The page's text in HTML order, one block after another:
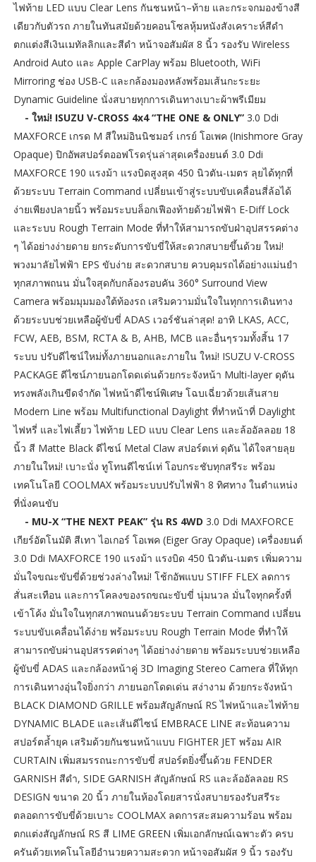
ไฟท้าย LED แบบ Clear Lens กันชนหน้า–ท้าย และกระจกมองข้างสี
เดียวกับตัวรถ ภายในทันสมัยด้วยคอนโซลหุ้มหนังสังเคราะห์สีดำ
ตกแต่งสีเงินเมทัลลิกและสีดำ หน้าจอสัมผัส 8 นิ้ว รองรับ Wireless
Android Auto และ Apple CarPlay พร้อม Bluetooth, WiFi
Mirroring ช่อง USB-C และกล้องมองหลังพร้อมเส้นกะระยะ
Dynamic Guideline นั่งสบายทุกการเดินทางเบาะผ้าพรีเมียม
- ใหม่! ISUZU V-CROSS 4x4 “THE ONE & ONLY” 3.0 Ddi
MAXFORCE เกรด M สีใหม่อินนิชมอร์ เกรย์ โอเพค (Inishmore Gray
Opaque) ปิกอัพสปอร์ตออฟโรดรุ่นล่าสุดเครื่องยนต์ 3.0 Ddi
MAXFORCE 190 แรงม้า แรงบิดสูงสุด 450 นิวตัน-เมตร ลุยได้ทุกที่
ด้วยระบบ Terrain Command เปลี่ยนเข้าสู่ระบบขับเคลื่อนสี่ล้อได้
ง่ายเพียงปลายนิ้ว พร้อมระบบล็อกเฟืองท้ายด้วยไฟฟ้า E-Diff Lock
และระบบ Rough Terrain Mode ที่ทำให้สามารถขับฝ่าอุปสรรคต่าง
ๆ ได้อย่างง่ายดาย ยกระดับการขับขี่ให้สะดวกสบายขึ้นด้วย ใหม่!
พวงมาลัยไฟฟ้า EPS ขับง่าย สะดวกสบาย ควบคุมรถได้อย่างแม่นยำ
ทุกสภาพถนน มั่นใจสุดกับกล้องรอบคัน 360° Surround View
Camera พร้อมมุมมองใต้ท้องรถ เสริมความมั่นใจในทุกการเดินทาง
ด้วยระบบช่วยเหลือผู้ขับขี่ ADAS เวอร์ชันล่าสุด! อาทิ LKAS, ACC,
FCW, AEB, BSM, RCTA & B, AHB, MCB และอื่นๆรวมทั้งสิ้น 17
ระบบ ปรับดีไซน์ใหม่ทั้งภายนอกและภายใน ใหม่! ISUZU V-CROSS
PACKAGE ดีไซน์ภายนอกโดดเด่นด้วยกระจังหน้า Multi-layer ดุดัน
ทรงพลังเกินขีดจำกัด ไฟหน้าดีไซน์พิเศษ โฉบเฉี่ยวด้วยเส้นสาย
Modern Line พร้อม Multifunctional Daylight ที่ทำหน้าที่ Daylight
ไฟหรี่ และไฟเลี้ยว ไฟท้าย LED แบบ Clear Lens และล้ออัลลอย 18
นิ้ว สี Matte Black ดีไซน์ Metal Claw สปอร์ตเท่ ดุดัน ได้ใจสายลุย
ภายในใหม่! เบาะนั่ง ทูโทนดีไซน์เท่ โอบกระชับทุกสรีระ พร้อม
เทคโนโลยี COOLMAX พร้อมระบบปรับไฟฟ้า 8 ทิศทาง ในตำแหน่ง
ที่นั่งคนขับ
- MU-X “THE NEXT PEAK” รุ่น RS 4WD 3.0 Ddi MAXFORCE
เกียร์อัตโนมัติ สีเทา ไอเกอร์ โอเพค (Eiger Gray Opaque) เครื่องยนต์
3.0 Ddi MAXFORCE 190 แรงม้า แรงบิด 450 นิวตัน-เมตร เพิ่มความ
มั่นใจขณะขับขี่ด้วยช่วงล่างใหม่! โช้กอัพแบบ STIFF FLEX ลดการ
สั่นสะเทือน และการโคลงของรถขณะขับขี่ นุ่มนวล มั่นใจทุกครั้งที่
เข้าโค้ง มั่นใจในทุกสภาพถนนด้วยระบบ Terrain Command เปลี่ยน
ระบบขับเคลื่อนได้ง่าย พร้อมระบบ Rough Terrain Mode ที่ทำให้
สามารถขับผ่านอุปสรรคต่างๆ ได้อย่างง่ายดาย พร้อมระบบช่วยเหลือ
ผู้ขับขี่ ADAS และกล้องหน้าคู่ 3D Imaging Stereo Camera ที่ให้ทุก
การเดินทางอุ่นใจยิ่งกว่า ภายนอกโดดเด่น สง่างาม ด้วยกระจังหน้า
BLACK DIAMOND GRILLE พร้อมสัญลักษณ์ RS ไฟหน้าและไฟท้าย
DYNAMIC BLADE และเส้นดีไซน์ EMBRACE LINE สะท้อนความ
สปอร์ตล้ำยุค เสริมด้วยกันชนหน้าแบบ FIGHTER JET พร้อม AIR
CURTAIN เพิ่มสมรรถนะการขับขี่ สปอร์ตยิ่งขึ้นด้วย FENDER
GARNISH สีดำ, SIDE GARNISH สัญลักษณ์ RS และล้ออัลลอย RS
DESIGN ขนาด 20 นิ้ว ภายในห้องโดยสารนั่งสบายรองรับสรีระ
ตลอดการขับขี่ด้วยเบาะ COOLMAX ลดการสะสมความร้อน พร้อม
ตกแต่งสัญลักษณ์ RS สี LIME GREEN เพิ่มเอกลักษณ์เฉพาะตัว ครบ
ครันด้วยเทคโนโลยีอำนวยความสะดวก หน้าจอสัมผัส 9 นิ้ว รองรับ